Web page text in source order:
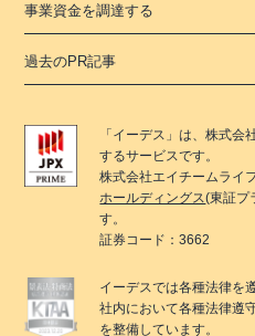
事業資金を調達する
過去のPR記事
「 イーデス 」は、株式会
するサービスです。
株式会社エイチームライ
ホールディングス(東証プ
す。
証券コード：3662
イーデスでは各種法律を
社内において各種法律遵
を整備しています。